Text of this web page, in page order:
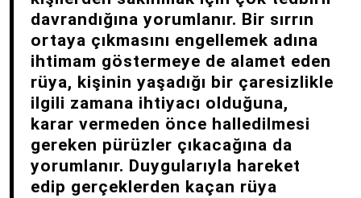
davrandığına yorumlanır. Bir sırrın
ortaya çıkmasını engellemek adına
ihtimam göstermeye de alamet eden
rüya, kişinin yaşadığı bir çaresizlikle
ilgili zamana ihtiyacı olduğuna,
karar vermeden önce halledilmesi
gereken pürüzler çıkacağına da
yorumlanır. Duygularıyla hareket
edip gerçeklerden kaçan rüya